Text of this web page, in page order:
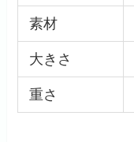
素材
大きさ
重さ